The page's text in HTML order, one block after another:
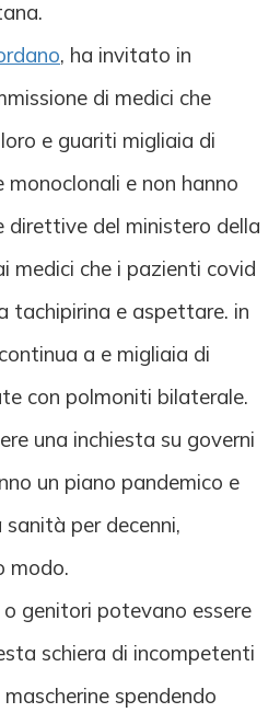
, ha invitato in
di medici che
e guariti migliaia di
monoclonali e non hanno
direttive del ministero della
medici che i pazienti covid
tachipirina e aspettare. in
a e migliaia di
con polmoniti bilaterale.
una inchiesta su governi
un piano pandemico e
per decenni,
modo.
genitori potevano essere
schiera di incompetenti
spendendo